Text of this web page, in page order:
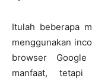
Itulah beberapa
menggunakan
browser
manfaat,